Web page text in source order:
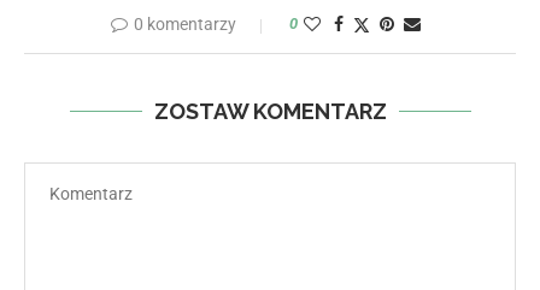
0 komentarzy 0
ZOSTAW KOMENTARZ